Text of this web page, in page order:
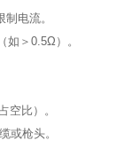
电流。
＞0.5Ω）。
比）。
枪头。